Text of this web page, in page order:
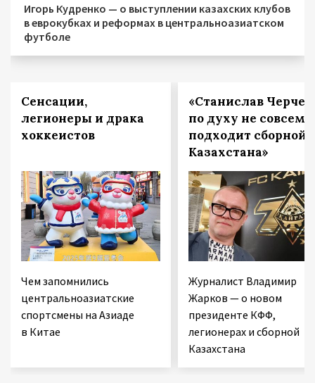
Игорь Кудренко — о выступлении казахских клубов
в еврокубках и реформах в центральноазиатском
футболе
Сенсации,
легионеры и драка
хоккеистов
Чем запомнились
центральноазиатские
спортсмены на Азиаде
в Китае
«Станислав
по духу не совсем
подходит сборной
Казахстана»
Журналист Владимир
Жарков — о новом
президенте КФФ,
легионерах и сборной
Казахстана